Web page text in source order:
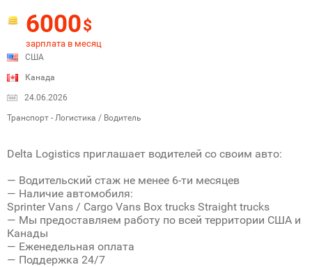
6000$
зарплата в месяц
США
Канада
24.06.2026
Транспорт - Логистика / Водитель
Delta Logistics приглашает водителей со своим авто:
— Водительский стаж не менее 6-ти месяцев
— Наличие автомобиля:
Sprinter Vans / Cargo Vans Box trucks Straight trucks
— Мы предоставляем работу по всей территории США и
Канады
— Еженедельная оплата
— Поддержка 24/7